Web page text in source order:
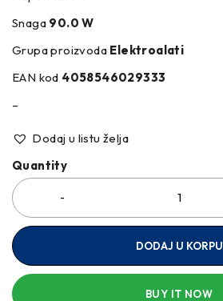
Snaga 90.0 W
Grupa proizvoda Elektroalati
EAN kod 4058546029333
–
Dodaj u listu želja
Quantity
DODAJ U KORPU
BUY IT NOW